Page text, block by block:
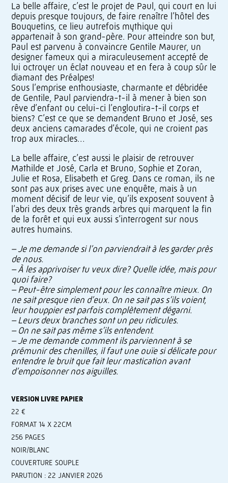
La belle affaire, c’est le projet de Paul, qui court en lui
depuis presque toujours, de faire renaître l’hôtel des
Bouquetins, ce lieu autrefois mythique qui
appartenait à son grand-père. Pour atteindre son but,
Paul est parvenu à convaincre Gentile Maurer, un
designer fameux qui a miraculeusement accepté de
lui octroyer un éclat nouveau et en fera à coup sûr le
diamant des Préalpes!
Sous l’emprise enthousiaste, charmante et débridée
de Gentile, Paul parviendra-t-il à mener à bien son
rêve d’enfant ou celui-ci l’engloutira-t-il corps et
biens? C’est ce que se demandent Bruno et José, ses
deux anciens camarades d’école, qui ne croient pas
trop aux miracles…
La belle affaire, c’est aussi le plaisir de retrouver
Mathilde et José, Carla et Bruno, Sophie et Zoran,
Julie et Rosa, Elisabeth et Greg. Dans ce roman, ils ne
sont pas aux prises avec une enquête, mais à un
moment décisif de leur vie, qu’ils exposent souvent à
l’abri des deux très grands arbres qui marquent la fin
de la forêt et qui eux aussi s’interrogent sur nous
autres humains.
– Je me demande si l’on parviendrait à les garder près
de nous.
– À les apprivoiser tu veux dire? Quelle idée, mais pour
quoi faire?
– Peut-être simplement pour les connaître mieux. On
ne sait presque rien d’eux. On ne sait pas s’ils voient,
leur houppier est parfois complètement dégarni.
– Leurs deux branches sont un peu ridicules.
– On ne sait pas même s’ils entendent.
– Je me demande comment ils parviennent à se
prémunir des chenilles, il faut une ouïe si délicate pour
entendre le bruit que fait leur mastication avant
d’empoisonner nos aiguilles.
VERSION LIVRE PAPIER
22 €
FORMAT 14 X 22CM
256 PAGES
NOIR/BLANC
COUVERTURE SOUPLE
PARUTION : 22 JANVIER 2026